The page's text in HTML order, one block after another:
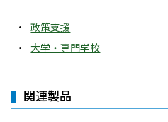
政策支援
大学・専門学校
関連製品